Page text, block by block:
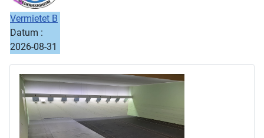
Vermietet B
Datum :
2026-08-31